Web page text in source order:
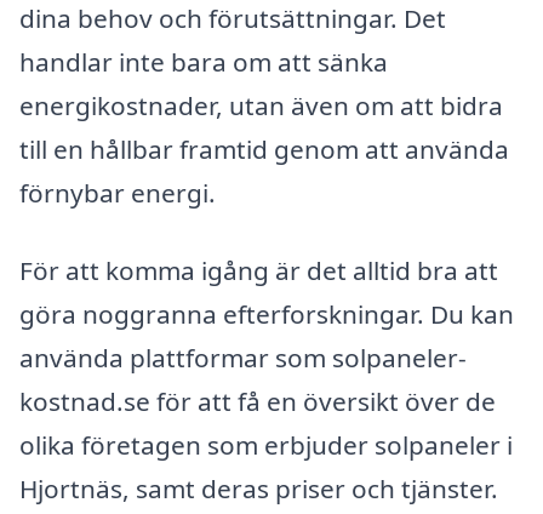
dina behov och förutsättningar. Det
handlar inte bara om att sänka
energikostnader, utan även om att bidra
till en hållbar framtid genom att använda
förnybar energi.
För att komma igång är det alltid bra att
göra noggranna efterforskningar. Du kan
använda plattformar som solpaneler-
kostnad.se för att få en översikt över de
olika företagen som erbjuder solpaneler i
Hjortnäs, samt deras priser och tjänster.